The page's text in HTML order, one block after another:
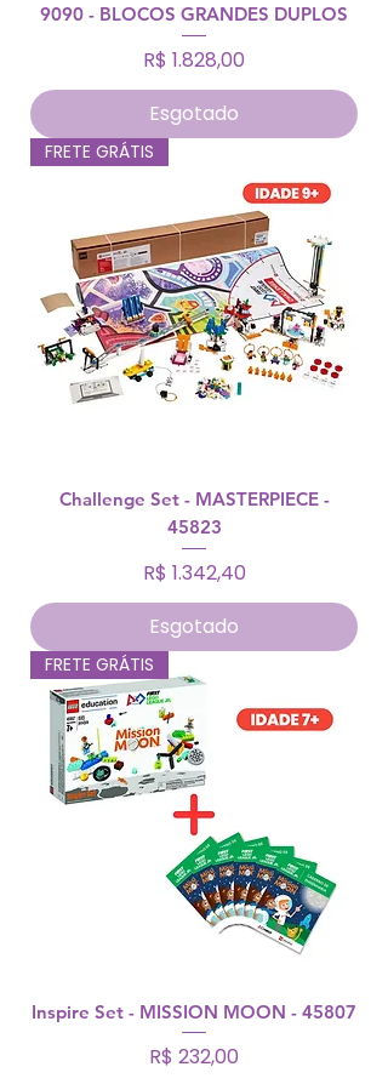
9090 - BLOCOS GRANDES DUPLOS
Preço
R$ 1.828,00
Esgotado
FRETE GRÁTIS
Challenge Set - MASTERPIECE -
45823
Preço
R$ 1.342,40
Esgotado
FRETE GRÁTIS
Inspire Set - MISSION MOON - 45807
Preço
R$ 232,00